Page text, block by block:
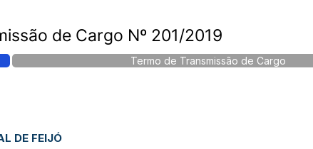
de Cargo Nº 201/2019
Termo de Transmissão de Cargo
DE FEIJÓ